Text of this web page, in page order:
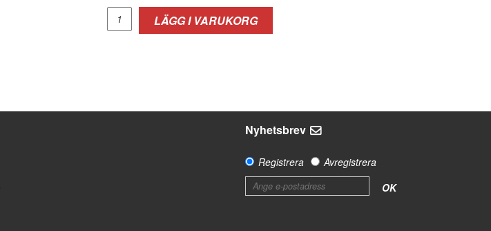
LÄGG I VARUKORG
Nyhetsbrev
Registrera
Avregistrera
OK